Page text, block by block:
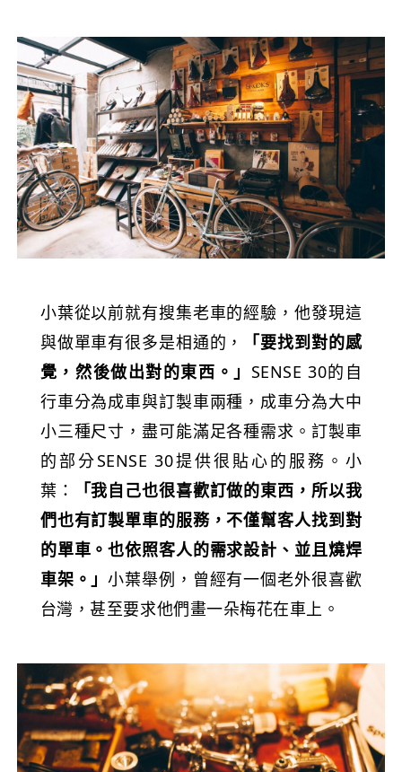
小葉從以前就有搜集老車的經驗，他發現這
與做單車有很多是相通的，
「要找到對的感
覺，然後做出對的東西。」 SENSE 30的自
行車分為成車與訂製車兩種，成車分為大中
小三種尺寸，盡可能滿足各種需求。訂製車
的部分SENSE 30提供很貼心的服務。小
葉：
「我自己也很喜歡訂做的東西，所以我
們也有訂製單車的服務，不僅幫客人找到對
的單車。也依照客人的需求設計、並且燒焊
車架。」小葉舉例，曾經有一個老外很喜歡
台灣，甚至要求他們畫一朵梅花在車上。